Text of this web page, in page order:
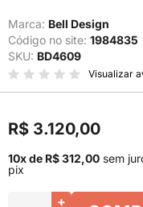
Marca: Bell Design
Código no site: 1984835
SKU: BD4609
Visualizar
R$ 3.120,00
10x de R$ 312,00 sem
pix
+